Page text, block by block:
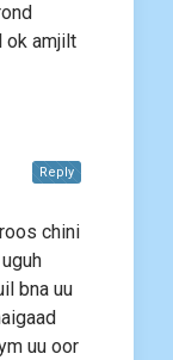
ok amjilt
chini
bna uu
uu oor
Reply